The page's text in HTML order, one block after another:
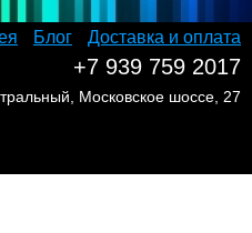
Блог Доставка и оплата
+7 939 759 2017
Московское шоссе, 27